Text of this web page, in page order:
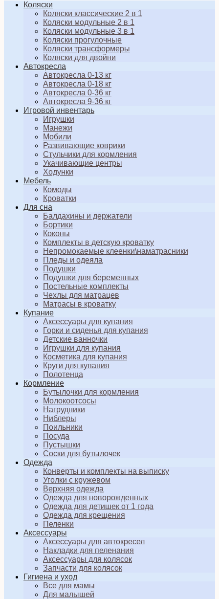
Коляски
Коляски классические 2 в 1
Коляски модульные 2 в 1
Коляски модульные 3 в 1
Коляски прогулочные
Коляски трансформеры
Коляски для двойни
Автокресла
Автокресла 0-13 кг
Автокресла 0-18 кг
Автокресла 0-36 кг
Автокресла 9-36 кг
Игровой инвентарь
Игрушки
Манежи
Мобили
Развивающие коврики
Стульчики для кормления
Укачивающие центры
Ходунки
Мебель
Комоды
Кроватки
Для сна
Балдахины и держатели
Бортики
Коконы
Комплекты в детскую кроватку
Непромокаемые клеенки\наматрасники
Пледы и одеяла
Подушки
Подушки для беременных
Постельные комплекты
Чехлы для матрацев
Матрасы в кроватку
Купание
Аксессуары для купания
Горки и сиденья для купания
Детские ванночки
Игрушки для купания
Косметика для купания
Круги для купания
Полотенца
Кормление
Бутылочки для кормления
Молокоотсосы
Нагрудники
Ниблеры
Поильники
Посуда
Пустышки
Соски для бутылочек
Одежда
Конверты и комплекты на выписку
Уголки с кружевом
Верхняя одежда
Одежда для новорожденных
Одежда для детишек от 1 года
Одежда для крещения
Пеленки
Аксессуары
Аксессуары для автокресел
Накладки для пеленания
Аксессуары для колясок
Запчасти для колясок
Гигиена и уход
Все для мамы
Для малышей